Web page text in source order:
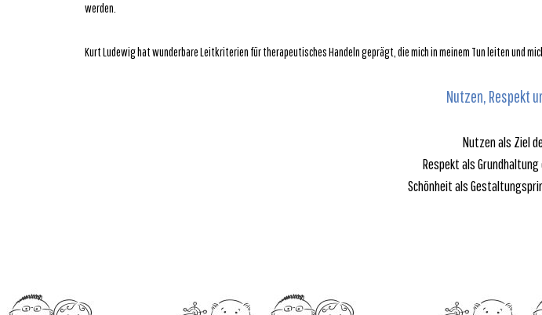
werden.
Kurt Ludewig hat wunderbare Leitkriterien für therapeutisches Handeln geprägt, die mich in meinem Tun leiten und
Nutzen, Respekt
Nutzen als Ziel
Respekt als
Schönheit als